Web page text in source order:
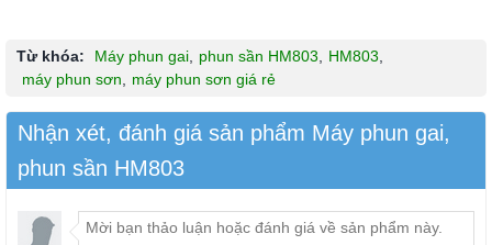
Từ khóa: Máy phun gai phun sần HM803 HM803
máy phun sơn
máy phun sơn giá rẻ
Nhận xét, đánh giá sản phẩm Máy phun gai,
phun sần HM803